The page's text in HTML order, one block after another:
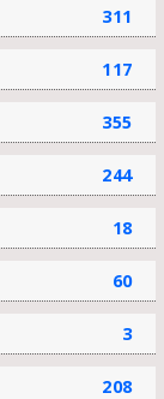
311
117
355
244
18
60
3
208